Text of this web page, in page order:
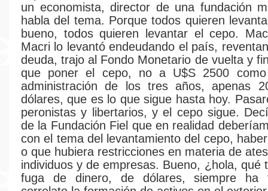
un economista, director de una fundación
habla del tema. Porque todos quieren
bueno, todos quieren levantar el cepo.
Macri lo levantó endeudando el país,
deuda, trajo al Fondo Monetario de vuelta y
que poner el cepo, no a U$S 2500
administración de los tres años, apenas
dólares, que es lo que sigue hasta hoy.
peronistas y libertarios, y el cepo sigue.
de la Fundación Fiel que en realidad
con el tema del levantamiento del cepo,
o que hubiera restricciones en materia de
individuos y de empresas. Bueno, ¿hola, qué
fuga de dinero, de dólares, siempre ha